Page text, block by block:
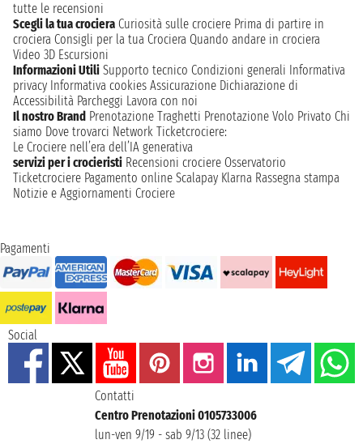
tutte le recensioni
Scegli la tua crociera Curiosità sulle crociere Prima di partire in
crociera Consigli per la tua Crociera Quando andare in crociera
Video 3D Escursioni
Informazioni Utili Supporto tecnico Condizioni generali Informativa
privacy Informativa cookies Assicurazione Dichiarazione di
Accessibilità Parcheggi Lavora con noi
Il nostro Brand Prenotazione Traghetti Prenotazione Volo Privato Chi
siamo Dove trovarci Network Ticketcrociere:
Le Crociere nell’era dell’IA generativa
servizi per i crocieristi Recensioni crociere Osservatorio
Ticketcrociere Pagamento online Scalapay Klarna Rassegna stampa
Notizie e Aggiornamenti Crociere
Pagamenti
Social
Contatti
Centro Prenotazioni 0105733006
lun-ven 9/19 - sab 9/13 (32 linee)